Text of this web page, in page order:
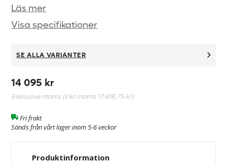
Läs mer
Visa specifikationer
SE ALLA VARIANTER
14 095 kr
Exklusive moms (Inkl moms 17 618,75 kr)
Fri frakt
Sänds från vårt lager inom 5-6 veckor
Produktinformation